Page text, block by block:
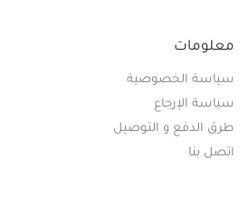
معلومات
سياسة الخصوصية
سياسة الإرجاع
طرق الدفع و التوصيل
اتصل بنا